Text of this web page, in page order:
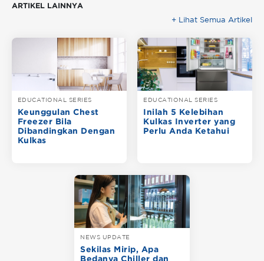
ARTIKEL LAINNYA
+ Lihat Semua Artikel
EDUCATIONAL SERIES
Keunggulan Chest
Freezer Bila
Dibandingkan Dengan
Kulkas
EDUCATIONAL SERIES
Inilah 5 Kelebihan
Kulkas Inverter yang
Perlu Anda Ketahui
NEWS UPDATE
Sekilas Mirip, Apa
Bedanya Chiller dan